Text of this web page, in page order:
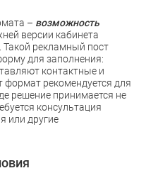
– возможность
версии кабинета
Такой рекламный пост
для заполнения:
контактные и
формат рекомендуется для
решение принимается не
консультация
или другие